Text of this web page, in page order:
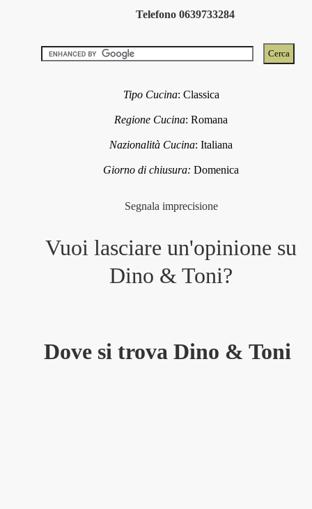
Telefono 0639733284
Tipo Cucina: Classica
Regione Cucina:Romana
Nazionalità Cucina:Italiana
Giorno di chiusura:Domenica
Segnala imprecisione
Vuoi lasciare un'opinione su
Dino & Toni?
Dove si trova Dino & Toni